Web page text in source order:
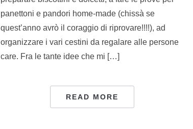
panettoni e pandori home-made (chissà se
quest’anno avrò il coraggio di riprovare!!!!), ad
organizzare i vari cestini da regalare alle persone
care. Fra le tante idee che mi […]
READ MORE